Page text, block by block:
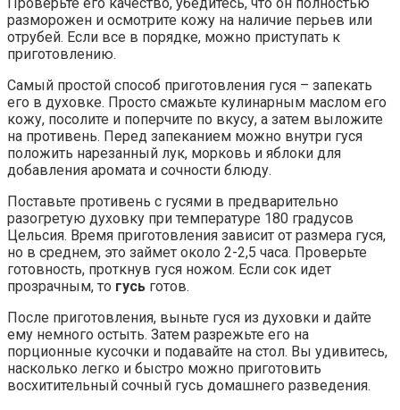
разморожен и осмотрите кожу на наличие перьев или
отрубей. Если все в порядке, можно приступать к
приготовлению.
Самый простой способ приготовления гуся – запекать
его в духовке. Просто смажьте кулинарным маслом его
кожу, посолите и поперчите по вкусу, а затем выложите
на противень. Перед запеканием можно внутри гуся
положить нарезанный лук, морковь и яблоки для
добавления аромата и сочности блюду.
Поставьте противень с гусями в предварительно
разогретую духовку при температуре 180 градусов
Цельсия. Время приготовления зависит от размера гуся,
но в среднем, это займет около 2-2,5 часа. Проверьте
готовность, проткнув гуся ножом. Если сок идет
прозрачным, то гусь готов.
После приготовления, выньте гуся из духовки и дайте
ему немного остыть. Затем разрежьте его на
порционные кусочки и подавайте на стол. Вы удивитесь,
насколько легко и быстро можно приготовить
восхитительный сочный гусь домашнего разведения.